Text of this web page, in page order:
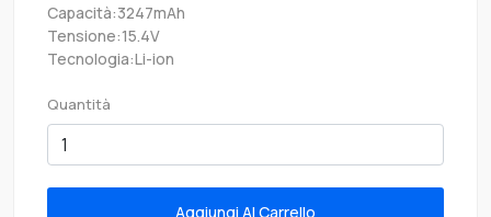
Capacità:3247mAh
Tensione:15.4V
Tecnologia:Li-ion
Quantità
Aggiungi Al Carrello